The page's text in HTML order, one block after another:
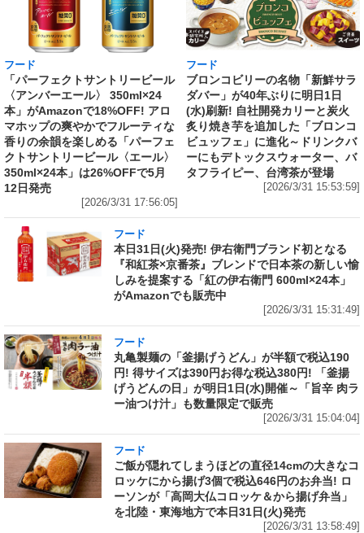
フード
「パーフェクトサントリービール
〈アンバーエール〉 350ml×24
本」がAmazonで18%OFF! アロ
マホップの爽やかでフルーティな
香りの余韻を楽しめる「パーフェ
クトサントリービール〈エール〉
350ml×24本」は26%OFFで5月
12日発売
[2026/3/31 17:56:05]
フード
ブロンコビリーの名物「新鮮サラ
ダバー」が40年ぶりに明日1日
(水)刷新! 自社開発カリーと炭火
炙り焼き芋を追加した「ブロンコ
ビュッフェ」に進化～ドリンクバ
ーにもデトックスウォーター、バ
タフライピー、台湾茶が登場
[2026/3/31 15:53:59]
フード
本日31日(火)発売! 伊右衛門ブランド初となる
『和紅茶×京番茶』ブレンドで日本茶の新しい愉
しみを提案する「紅の伊右衛門 600ml×24本」
がAmazonでも販売中
[2026/3/31 15:31:49]
フード
丸亀製麺の「釜揚げうどん」が半額で税込190
円! 得サイズは390円お得な税込380円! 「釜揚
げうどんの日」が明日1日(水)開催～「旨辛 肉ラ
ー油つけ汁」も数量限定で販売
[2026/3/31 15:04:04]
フード
ご飯が隠れてしまうほどの直径14cmの大きなコ
ロッケにから揚げ3個で税込646円のお弁当! ロ
ーソンが「高岡大仏コロッケ＆から揚げ弁当」
を北陸・東海地方で本日31日(火)発売
[2026/3/31 13:58:49]